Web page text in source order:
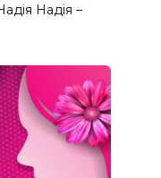
Надія –